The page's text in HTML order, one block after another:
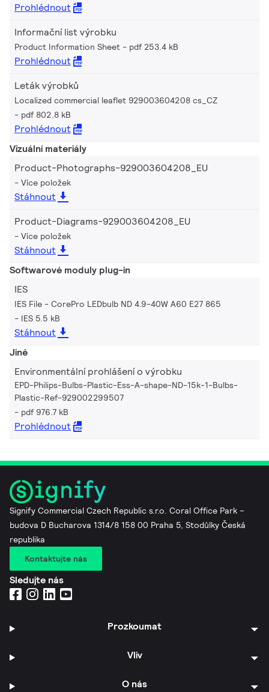
Prohlédnout
Informační list výrobku
Product Information Sheet pdf 253.4 kB
Prohlédnout
Leták výrobků
Localized commercial leaflet 929003604208 cs_CZ
pdf 802.8 kB
Prohlédnout
Vizuální materiály
Product-Photographs-929003604208_EU
Více položek
Stáhnout
Product-Diagrams-929003604208_EU
Více položek
Stáhnout
Softwarové moduly plug-in
IES
IES File - CorePro LEDbulb ND 4.9-40W A60 E27 865
IES 5.5 kB
Stáhnout
Jiné
Environmentální prohlášení o výrobku
EPD-Philips-Bulbs-Plastic-Ess-A-shape-ND-15k-1-Bulbs-
Plastic-Ref-929002299507
pdf 976.7 kB
Prohlédnout
Signify Commercial Czech Republic s.r.o. Coral Office Park –
budova D Bucharova 1314/8 158 00 Praha 5, Stodůlky Česká
republika
Kontaktujte nás
Sledujte nás
Prozkoumat
Vliv
O nás